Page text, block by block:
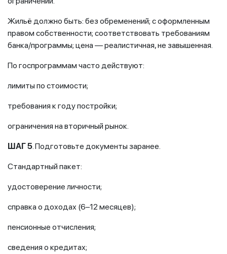
Жильё должно быть: без обременений; с оформленным
правом собственности; соответствовать требованиям
банка/программы; цена — реалистичная, не завышенная.
По госпрограммам часто действуют:
лимиты по стоимости;
требования к году постройки;
ограничения на вторичный рынок.
ШАГ 5 . Подготовьте документы заранее.
Стандартный пакет:
удостоверение личности;
справка о доходах (6–12 месяцев);
пенсионные отчисления;
сведения о кредитах;